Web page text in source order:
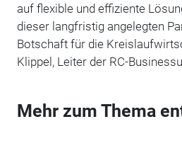
auf flexible und effiziente
dieser langfristig angelegten
Botschaft für die
Klippel, Leiter der RC-
Mehr zum Thema